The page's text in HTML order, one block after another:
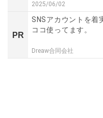
2025/06/02
PR
SNSアカウントを着
ココ使ってます。
Dreaw合同会社